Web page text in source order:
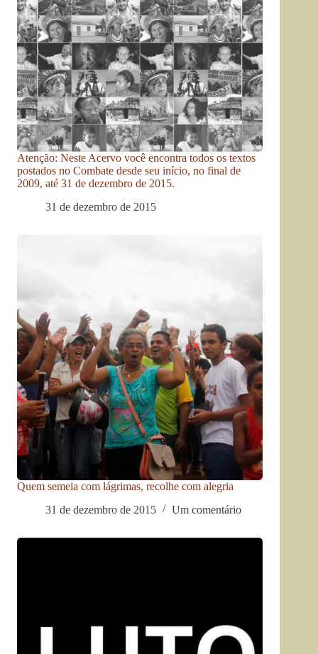
Atenção: Neste Acervo você encontra todos os textos
postados no Combate desde seu início, no final de
2009, até 31 de dezembro de 2015.
31 de dezembro de 2015
Quem semeia com lágrimas, recolhe com alegria
31 de dezembro de 2015
Um comentário